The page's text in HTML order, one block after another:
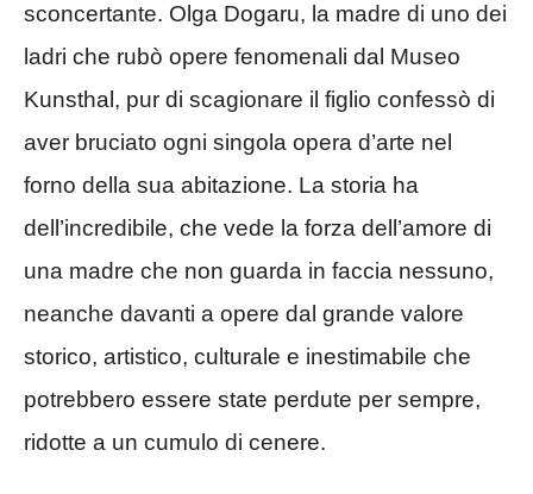
sconcertante. Olga Dogaru, la madre di uno dei
ladri che rubò opere fenomenali dal Museo
Kunsthal, pur di scagionare il figlio confessò di
aver bruciato ogni singola opera d’arte nel
forno della sua abitazione. La storia ha
dell’incredibile, che vede la forza dell’amore di
una madre che non guarda in faccia nessuno,
neanche davanti a opere dal grande valore
storico, artistico, culturale e inestimabile che
potrebbero essere state perdute per sempre,
ridotte a un cumulo di cenere.